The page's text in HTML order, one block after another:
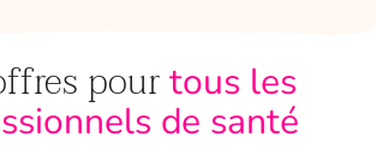
pourtous les
de santé